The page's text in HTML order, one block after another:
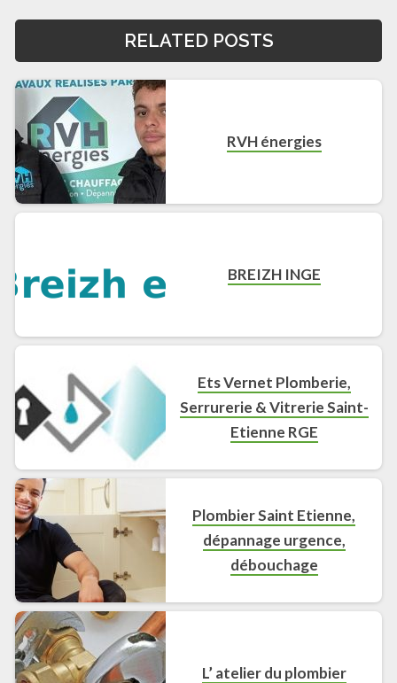
RELATED POSTS
RVH énergies
BREIZH INGE
Ets Vernet Plomberie,
Serrurerie & Vitrerie Saint-
Etienne RGE
Plombier Saint Etienne,
dépannage urgence,
débouchage
L’ atelier du plombier